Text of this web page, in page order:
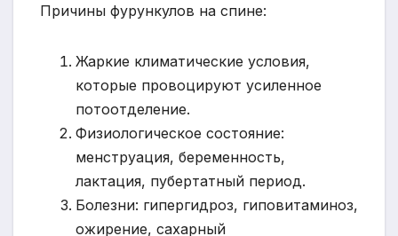
Причины фурункулов на спине:
Жаркие климатические условия,
которые провоцируют усиленное
потоотделение.
Физиологическое состояние:
менструация, беременность,
лактация, пубертатный период.
Болезни: гипергидроз, гиповитаминоз,
ожирение, сахарный